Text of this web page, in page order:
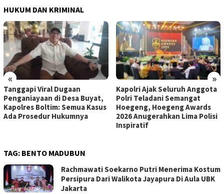
HUKUM DAN KRIMINAL
« »
Tanggapi Viral Dugaan
Penganiayaan di Desa Buyat,
Kapolres Boltim: Semua Kasus
Ada Prosedur Hukumnya
Kapolri Ajak Seluruh Anggota
Polri Teladani Semangat
Hoegeng, Hoegeng Awards
2026 Anugerahkan Lima Polisi
Inspiratif
TAG: BENTO MADUBUN
Rachmawati Soekarno Putri Menerima Kostum
Persipura Dari Walikota Jayapura Di Aula UBK
Jakarta